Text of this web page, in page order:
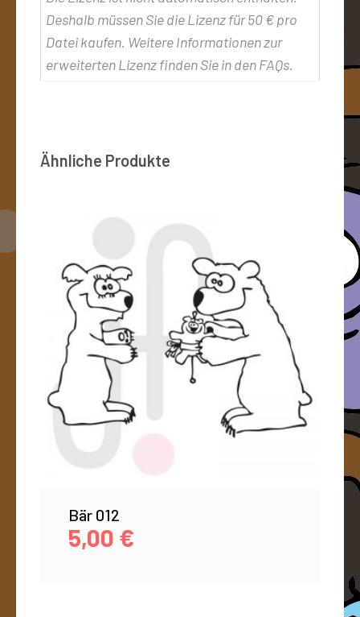
Deshalb müssen Sie die Lizenz für 50 € pro
Datei kaufen. Weitere Informationen zur
erweiterten Lizenz finden Sie in den FAQs.
Ähnliche Produkte
Bär 012
5,00 €